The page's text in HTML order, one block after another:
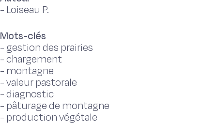
- Loiseau P.
Mots-clés
- gestion des prairies
-chargement
- montagne
-valeur pastorale
-diagnostic
- pâturage de montagne
- production végétale